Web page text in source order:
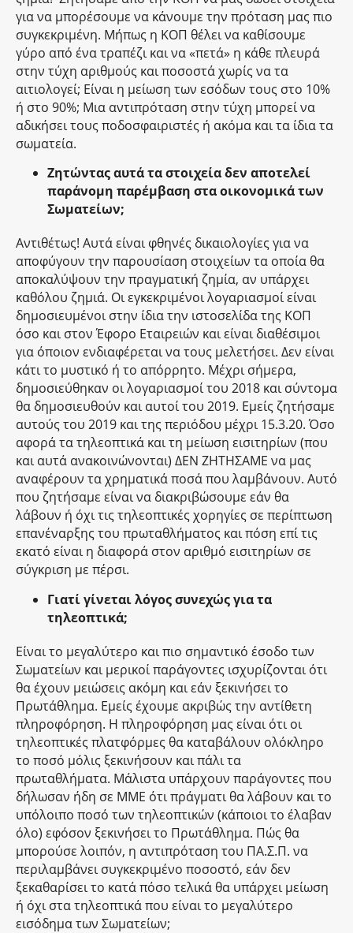
για να μπορέσουμε να κάνουμε την πρόταση μας πιο
συγκεκριμένη. Μήπως η ΚΟΠ θέλει να καθίσουμε
γύρο από ένα τραπέζι και να «πετά» η κάθε πλευρά
στην τύχη αριθμούς και ποσοστά χωρίς να τα
αιτιολογεί; Είναι η μείωση των εσόδων τους στο 10%
ή στο 90%; Μια αντιπρόταση στην τύχη μπορεί να
αδικήσει τους ποδοσφαιριστές ή ακόμα και τα ίδια τα
σωματεία.
Ζητώντας αυτά τα στοιχεία δεν αποτελεί
παράνομη παρέμβαση στα οικονομικά των
Σωματείων;
Αντιθέτως! Αυτά είναι φθηνές δικαιολογίες για να
αποφύγουν την παρουσίαση στοιχείων τα οποία θα
αποκαλύψουν την πραγματική ζημία, αν υπάρχει
καθόλου ζημιά. Οι εγκεκριμένοι λογαριασμοί είναι
δημοσιευμένοι στην ίδια την ιστοσελίδα της ΚΟΠ
όσο και στον Έφορο Εταιρειών και είναι διαθέσιμοι
για όποιον ενδιαφέρεται να τους μελετήσει. Δεν είναι
κάτι το μυστικό ή το απόρρητο. Μέχρι σήμερα,
δημοσιεύθηκαν οι λογαριασμοί του 2018 και σύντομα
θα δημοσιευθούν και αυτοί του 2019. Εμείς ζητήσαμε
αυτούς του 2019 και της περιόδου μέχρι 15.3.20. Όσο
αφορά τα τηλεοπτικά και τη μείωση εισιτηρίων (που
και αυτά ανακοινώνονται) ΔΕΝ ΖΗΤΗΣΑΜΕ να μας
αναφέρουν τα χρηματικά ποσά που λαμβάνουν. Αυτό
που ζητήσαμε είναι να διακριβώσουμε εάν θα
λάβουν ή όχι τις τηλεοπτικές χορηγίες σε περίπτωση
επανέναρξης του πρωταθλήματος και πόση επί τις
εκατό είναι η διαφορά στον αριθμό εισιτηρίων σε
σύγκριση με πέρσι.
Γιατί γίνεται λόγος συνεχώς για τα
τηλεοπτικά;
Είναι το μεγαλύτερο και πιο σημαντικό έσοδο των
Σωματείων και μερικοί παράγοντες ισχυρίζονται ότι
θα έχουν μειώσεις ακόμη και εάν ξεκινήσει το
Πρωτάθλημα. Εμείς έχουμε ακριβώς την αντίθετη
πληροφόρηση. Η πληροφόρηση μας είναι ότι οι
τηλεοπτικές πλατφόρμες θα καταβάλουν ολόκληρο
το ποσό μόλις ξεκινήσουν και πάλι τα
πρωταθλήματα. Μάλιστα υπάρχουν παράγοντες που
δήλωσαν ήδη σε ΜΜΕ ότι πράγματι θα λάβουν και το
υπόλοιπο ποσό των τηλεοπτικών (κάποιοι το έλαβαν
όλο) εφόσον ξεκινήσει το Πρωτάθλημα. Πώς θα
μπορούσε λοιπόν, η αντιπρόταση του ΠΑ.Σ.Π. να
περιλαμβάνει συγκεκριμένο ποσοστό, εάν δεν
ξεκαθαρίσει το κατά πόσο τελικά θα υπάρχει μείωση
ή όχι στα τηλεοπτικά που είναι το μεγαλύτερο
εισόδημα των Σωματείων;